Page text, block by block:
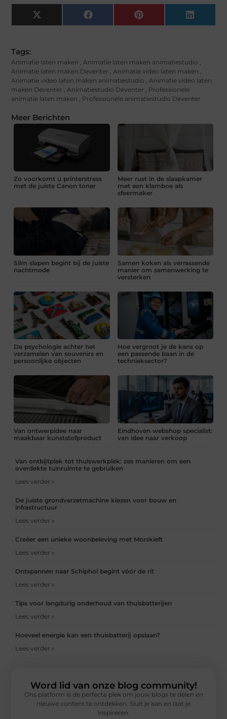
X
(Twitter)
Facebook Pinterest
Tags:
Animatie laten maken Animatie laten maken animatiestudio
Animatie laten maken Deventer
Animatie video laten maken
Animatie video laten maken animatiestudio
Animatie video laten
maken Deventer
Animatiestudio Deventer
Professionele
animatie laten maken
Professionele animatiestudio Deventer
Meer Berichten
Zo voorkomt u printerstress
met de juiste Canon toner
Meer rust in de slaapkamer
met een klamboe als
sfeermaker
Slim slapen begint bij de juiste
nachtmode
Samen koken als verrassende
manier om samenwerking te
versterken
De psychologie achter het
verzamelen van souvenirs en
persoonlijke objecten
Hoe vergroot je de kans op
een passende baan in de
technieksector?
Van ontwerpidee naar
maakbaar kunststofproduct
Eindhoven webshop specialist:
van idee naar verkoop
Van ontbijtplek tot thuiswerkplek: zes manieren om een
overdekte tuinruimte te gebruiken
Lees verder »
De juiste grondverzetmachine kiezen voor bouw en
infrastructuur
Lees verder »
Creëer een unieke woonbeleving met Morskieft
Lees verder »
Ontspannen naar Schiphol begint vóór de rit
Lees verder »
Tips voor langdurig onderhoud van thuisbatterijen
Lees verder »
Hoeveel energie kan een thuisbatterij opslaan?
Lees verder »
Word lid van onze blog community!
Ons platform is de perfecte plek om jouw blogs te delen en
nieuwe content te ontdekken. Sluit je aan en laat je
inspireren.